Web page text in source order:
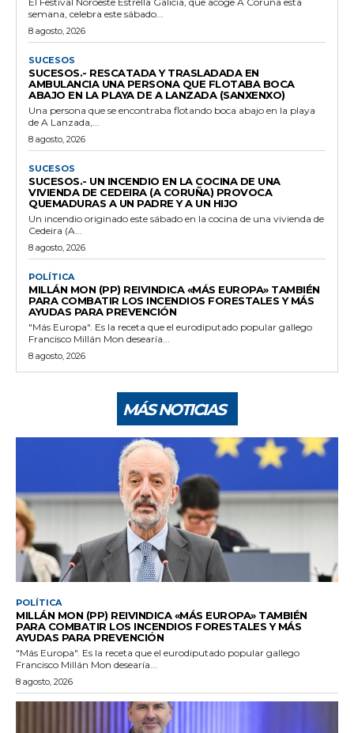
semana, celebra este sábado...
8 agosto, 2026
SUCESOS
SUCESOS.- RESCATADA Y TRASLADADA EN
AMBULANCIA UNA PERSONA QUE FLOTABA BOCA
ABAJO EN LA PLAYA DE A LANZADA (SANXENXO)
Una persona que se encontraba flotando boca abajo en la playa
de A Lanzada,...
8 agosto, 2026
SUCESOS
SUCESOS.- UN INCENDIO EN LA COCINA DE UNA
VIVIENDA DE CEDEIRA (A CORUÑA) PROVOCA
QUEMADURAS A UN PADRE Y A UN HIJO
Un incendio originado este sábado en la cocina de una vivienda de
Cedeira (A...
8 agosto, 2026
POLÍTICA
MILLÁN MON (PP) REIVINDICA «MÁS EUROPA» TAMBIÉN
PARA COMBATIR LOS INCENDIOS FORESTALES Y MÁS
AYUDAS PARA PREVENCIÓN
"Más Europa". Es la receta que el eurodiputado popular gallego
Francisco Millán Mon desearía...
8 agosto, 2026
MÁS NOTICIAS
POLÍTICA
MILLÁN MON (PP) REIVINDICA «MÁS EUROPA» TAMBIÉN
PARA COMBATIR LOS INCENDIOS FORESTALES Y MÁS
AYUDAS PARA PREVENCIÓN
"Más Europa". Es la receta que el eurodiputado popular gallego
Francisco Millán Mon desearía...
8 agosto, 2026